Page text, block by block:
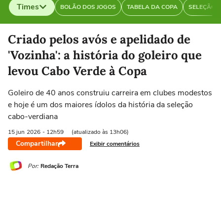
Times BOLÃO DOS JOGOS TABELA DA COPA SELEÇÃO
Selecione o time para ver as notícias
Criado pelos avós e apelidado de
'Vozinha': a história do goleiro que
levou Cabo Verde à Copa
Goleiro de 40 anos construiu carreira em clubes modestos
e hoje é um dos maiores ídolos da história da seleção
cabo-verdiana
15 jun 2026 - 12h59 (atualizado às 13h06)
Compartilhar Exibir comentários
Por: Redação Terra